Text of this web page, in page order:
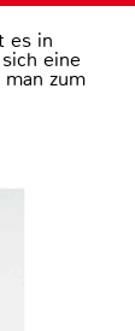
es in
eine
zum